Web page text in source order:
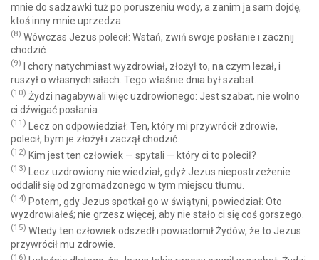
mnie do sadzawki tuż po poruszeniu wody, a zanim ja sam dojdę,
ktoś inny mnie uprzedza.
(8) Wówczas Jezus polecił: Wstań, zwiń swoje posłanie i zacznij
chodzić.
(9)
I chory natychmiast wyzdrowiał, złożył to, na czym leżał, i
ruszył o własnych siłach. Tego właśnie dnia był szabat.
(10) Żydzi nagabywali więc uzdrowionego: Jest szabat, nie wolno
ci dźwigać posłania.
(11) Lecz on odpowiedział: Ten, który mi przywrócił zdrowie,
polecił, bym je złożył i zaczął chodzić.
(12) Kim jest ten człowiek — spytali — który ci to polecił?
(13) Lecz uzdrowiony nie wiedział, gdyż Jezus niepostrzeżenie
oddalił się od zgromadzonego w tym miejscu tłumu.
(14) Potem, gdy Jezus spotkał go w świątyni, powiedział: Oto
wyzdrowiałeś; nie grzesz więcej, aby nie stało ci się coś gorszego.
(15) Wtedy ten człowiek odszedł i powiadomił Żydów, że to Jezus
przywrócił mu zdrowie.
(16)